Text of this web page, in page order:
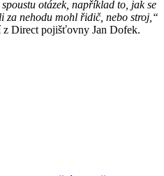
otázek, například to, jak se
za nehodu mohl řidič, nebo stroj,“
z Direct pojišťovny Jan Dofek.